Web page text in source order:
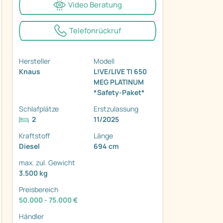
Video Beratung
Telefonrückruf
Hersteller
Knaus
Modell
L!VE/LIVE TI 650
MEG PLATINUM
*Safety-Paket*
Schlafplätze
2
Erstzulassung
11/2025
Kraftstoff
Diesel
Länge
694 cm
max. zul. Gewicht
3.500 kg
Preisbereich
50.000 - 75.000 €
Händler